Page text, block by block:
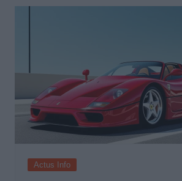
Actus Info